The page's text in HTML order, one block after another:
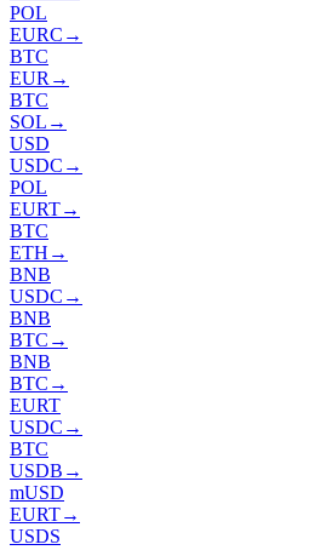
POL
EURC →
BTC
EUR →
BTC
SOL →
USD
USDC →
POL
EURT→
BTC
ETH →
BNB
USDC →
BNB
BTC →
BNB
BTC →
EURT
USDC →
BTC
USDB →
mUSD
EURT→
USDS